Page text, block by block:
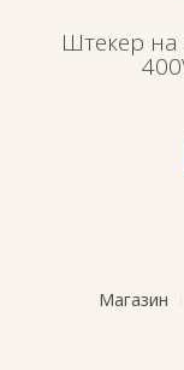
Штекер на
Магазин